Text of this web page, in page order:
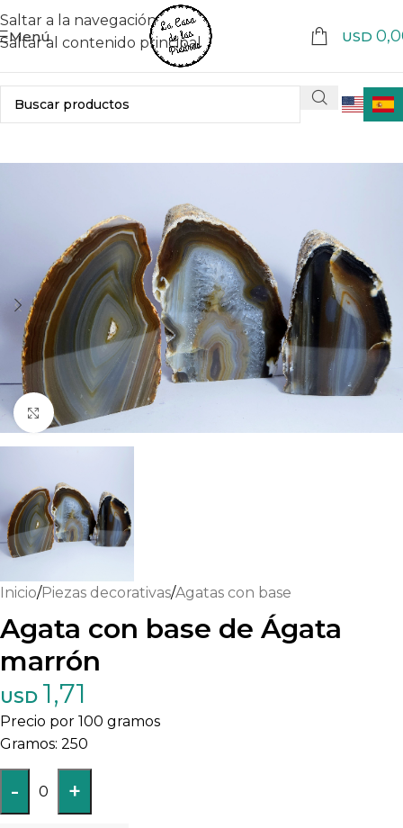
Saltar a la navegación
Saltar al contenido principal
Menú USD
Haga clic para ampliar
Inicio/Piezas decorativas/Agatas con base
Agata con base de Ágata
marrón
USD 1,71
Precio por 100 gramos
250
- 0 +